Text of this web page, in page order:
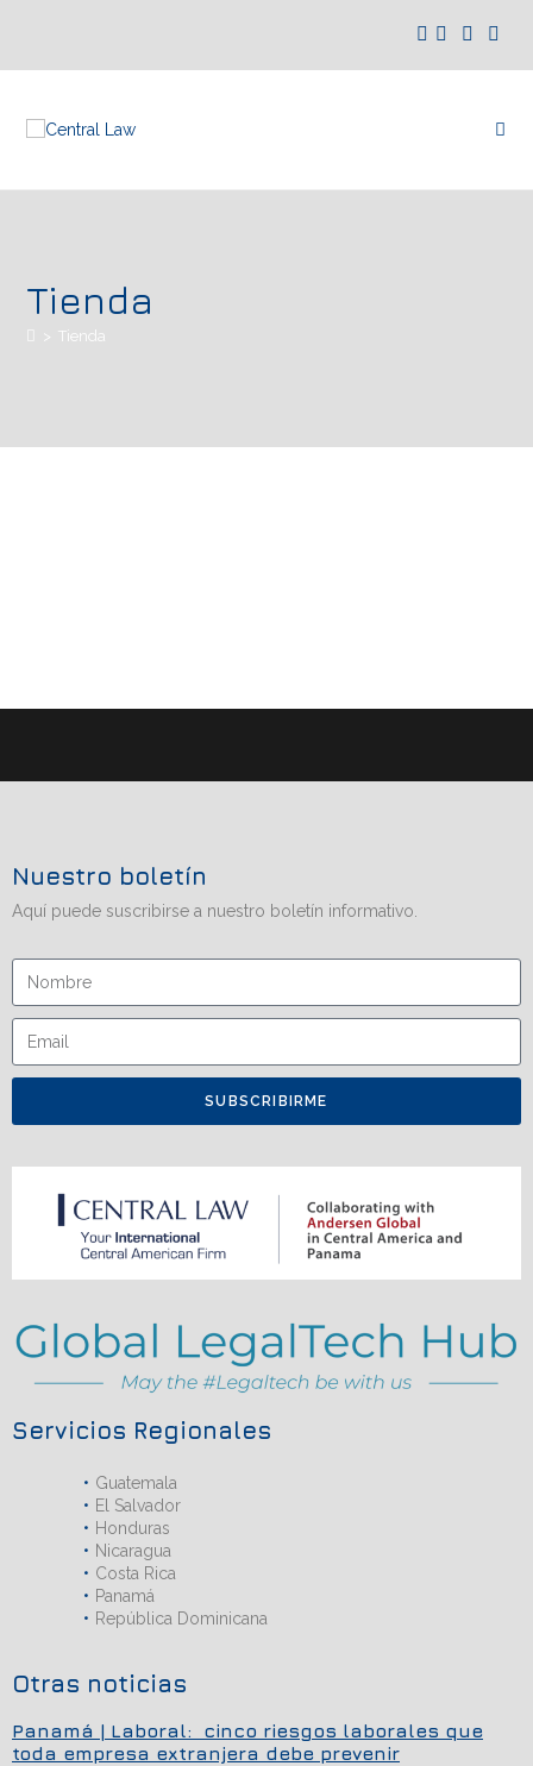
Tienda
> Tienda
Nuestro boletín
Aquí puede suscribirse a nuestro boletín informativo.
SUBSCRIBIRME
Servicios Regionales
Guatemala
El Salvador
Honduras
Nicaragua
Costa Rica
Panamá
República Dominicana
Otras noticias
Panamá | Laboral: cinco riesgos laborales que
toda empresa extranjera debe prevenir